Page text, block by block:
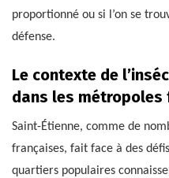
proportionné ou si l’on se
défense.
Le contexte de
dans les métropoles
Saint-Étienne, comme de
françaises, fait face à des
quartiers populaires